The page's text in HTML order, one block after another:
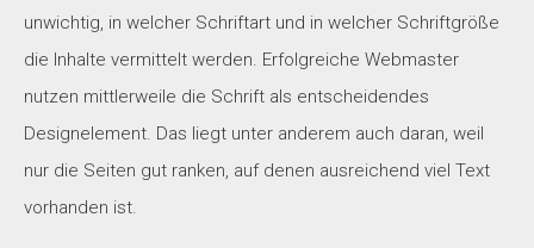
unwichtig, in welcher Schriftart und in welcher Schriftgröße
die Inhalte vermittelt werden. Erfolgreiche Webmaster
nutzen mittlerweile die Schrift als entscheidendes
Designelement. Das liegt unter anderem auch daran, weil
nur die Seiten gut ranken, auf denen ausreichend viel Text
vorhanden ist.